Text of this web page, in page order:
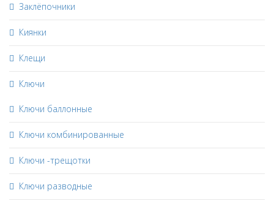
Заклёпочники
Киянки
Клещи
Ключи
Ключи баллонные
Ключи комбинированные
Ключи -трещотки
Ключи разводные